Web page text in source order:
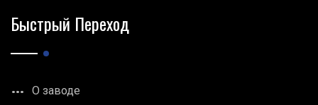
Быстрый Переход
О заводе